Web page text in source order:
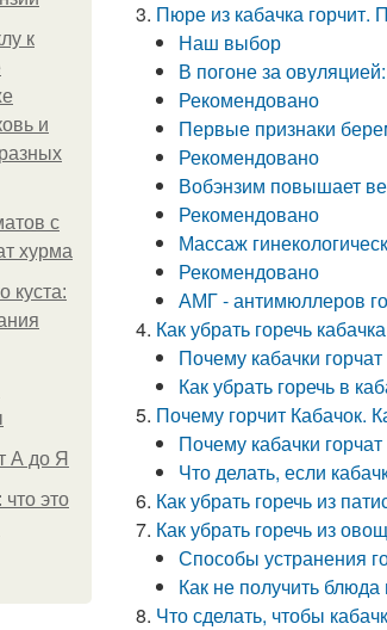
к
и
с
хурма
куста:
А до Я
это
Пюре из кабачка горчит.
Наш выбор
В погоне за
Рекомендовано
Первые признаки
Рекомендовано
Вобэнзим повышает
Рекомендовано
Массаж
Рекомендовано
АМГ - антимюллеров
Как убрать горечь
Почему кабачки горчат
Как убрать горечь в
Почему горчит Кабачок.
Почему кабачки горчат
Что делать, если
Как убрать горечь из
Как убрать горечь из
Способы устранения
Как не получить блюда
Что сделать, чтобы